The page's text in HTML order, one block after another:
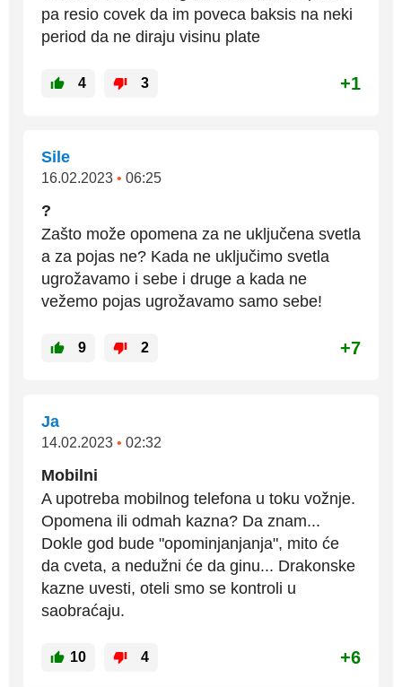
pa resio covek da im poveca baksis na neki
period da ne diraju visinu plate
4 3 +1
Sile
16.02.2023 • 06:25
?
Zašto može opomena za ne uključena svetla
a za pojas ne? Kada ne uključimo svetla
ugrožavamo i sebe i druge a kada ne
vežemo pojas ugrožavamo samo sebe!
9 2 +7
Ja
14.02.2023 • 02:32
Mobilni
A upotreba mobilnog telefona u toku vožnje.
Opomena ili odmah kazna? Da znam...
Dokle god bude "opominjanjanja", mito će
da cveta, a nedužni će da ginu... Drakonske
kazne uvesti, oteli smo se kontroli u
saobraćaju.
10 4 +6